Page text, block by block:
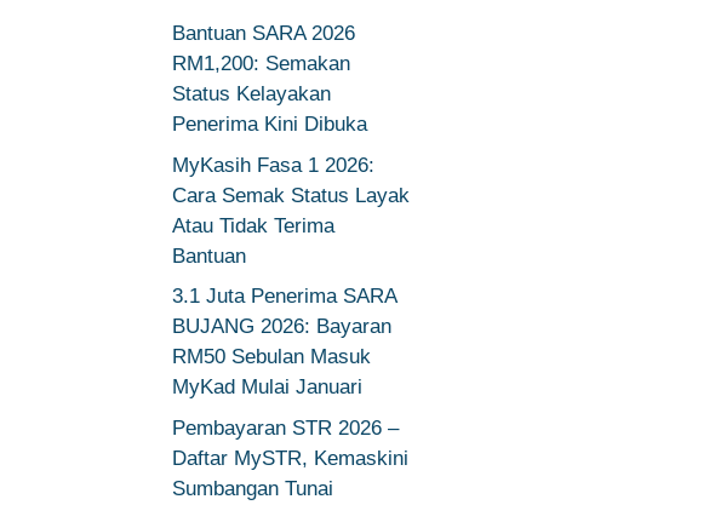
Bantuan SARA 2026
RM1,200: Semakan
Status Kelayakan
Penerima Kini Dibuka
MyKasih Fasa 1 2026:
Cara Semak Status Layak
Atau Tidak Terima
Bantuan
3.1 Juta Penerima SARA
BUJANG 2026: Bayaran
RM50 Sebulan Masuk
MyKad Mulai Januari
Pembayaran STR 2026 –
Daftar MySTR, Kemaskini
Sumbangan Tunai